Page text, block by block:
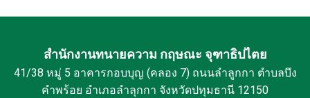
สำนักงานทนายความ กฤษณะ จุฑาธิปไตย
41/38 หมู่ 5 อาคารกอบบุญ (คลอง 7) ถนนลำลูกกา ตำบลบึง
คำพร้อย อำเภอลำลุกกา จังหวัดปทุมธานี 12150